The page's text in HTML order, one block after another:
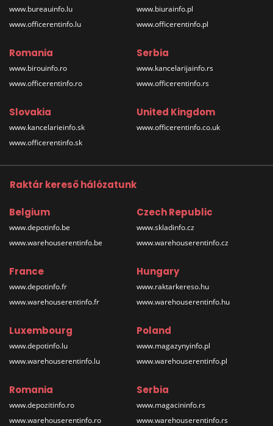
www.bureauinfo.lu
www.officerentinfo.lu
www.biurainfo.pl
www.officerentinfo.pl
Romania
www.birouinfo.ro
www.officerentinfo.ro
Serbia
www.kancelarijainfo.rs
www.officerentinfo.rs
Slovakia
www.kancelarieinfo.sk
www.officerentinfo.sk
United Kingdom
www.officerentinfo.co.uk
Raktár kereső hálózatunk
Belgium
www.depotinfo.be
www.warehouserentinfo.be
Czech Republic
www.skladinfo.cz
www.warehouserentinfo.cz
France
www.depotinfo.fr
www.warehouserentinfo.fr
Hungary
www.raktarkereso.hu
www.warehouserentinfo.hu
Luxembourg
www.depotinfo.lu
www.warehouserentinfo.lu
Poland
www.magazynyinfo.pl
www.warehouserentinfo.pl
Romania
www.depozitinfo.ro
www.warehouserentinfo.ro
Serbia
www.magacininfo.rs
www.warehouserentinfo.rs